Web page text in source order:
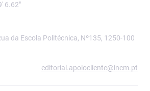
6.62"
da Escola Politécnica, Nº135, 1250-100
editorial.apoiocliente@incm.pt